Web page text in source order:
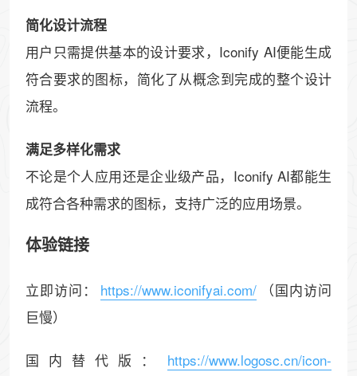
简化设计流程
用户只需提供基本的设计要求，Iconify AI便能生成
符合要求的图标，简化了从概念到完成的整个设计
流程。
满足多样化需求
不论是个人应用还是企业级产品，Iconify AI都能生
成符合各种需求的图标，支持广泛的应用场景。
体验链接
立即访问： https://www.iconifyai.com/
（国内访问
巨慢）
国内替代版：
https://www.logosc.cn/icon-